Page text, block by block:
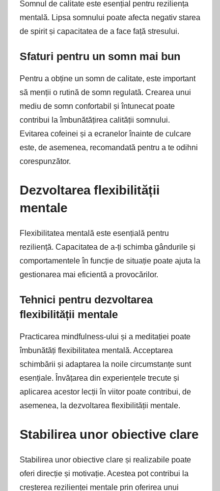
Somnul de calitate este esențial pentru reziliența
mentală. Lipsa somnului poate afecta negativ starea
de spirit și capacitatea de a face față stresului.
Sfaturi pentru un somn mai bun
Pentru a obține un somn de calitate, este important
să menții o rutină de somn regulată. Crearea unui
mediu de somn confortabil și întunecat poate
contribui la îmbunătățirea calității somnului.
Evitarea cofeinei și a ecranelor înainte de culcare
este, de asemenea, recomandată pentru a te odihni
corespunzător.
Dezvoltarea flexibilității
mentale
Flexibilitatea mentală este esențială pentru
reziliență. Capacitatea de a-ți schimba gândurile și
comportamentele în funcție de situație poate ajuta la
gestionarea mai eficientă a provocărilor.
Tehnici pentru dezvoltarea
flexibilității mentale
Practicarea mindfulness-ului și a meditației poate
îmbunătăți flexibilitatea mentală. Acceptarea
schimbării și adaptarea la noile circumstanțe sunt
esențiale. Învățarea din experiențele trecute și
aplicarea acestor lecții în viitor poate contribui, de
asemenea, la dezvoltarea flexibilității mentale.
Stabilirea unor obiective clare
Stabilirea unor obiective clare și realizabile poate
oferi direcție și motivație. Acestea pot contribui la
creșterea rezilienței mentale prin oferirea unui